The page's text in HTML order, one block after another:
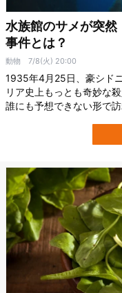
水族館のサメが突
事件とは？
動物 7/8(火) 20:00
1935年4月25日、豪シド
リア史上もっとも奇妙な
誰にも予想できない形で
す。 無惨に千切れた腕に
るタトゥーが掘り込まれ